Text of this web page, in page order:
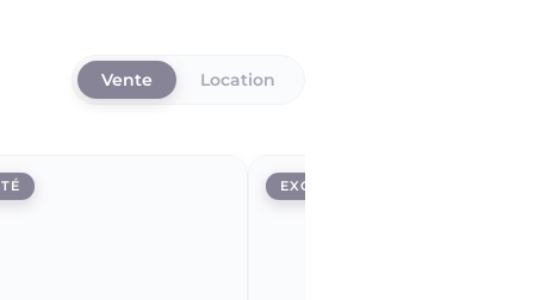
Vente Location
EXCLUSIVITÉ